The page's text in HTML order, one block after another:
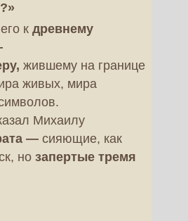
Михаилу
— сияющие, как
но запертые тремя
к древнему
жившему на границе
живых, мира